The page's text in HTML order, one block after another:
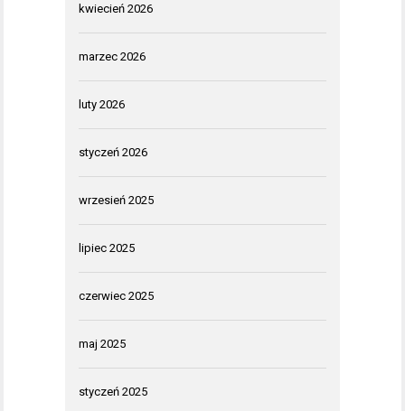
kwiecień 2026
marzec 2026
luty 2026
styczeń 2026
wrzesień 2025
lipiec 2025
czerwiec 2025
maj 2025
styczeń 2025